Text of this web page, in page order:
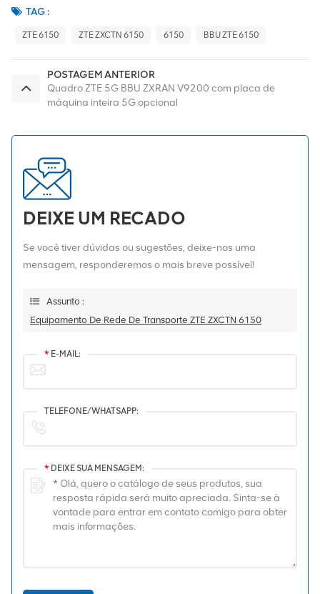
TAG :
ZTE 6150 ZTE ZXCTN 6150 6150 BBU ZTE 6150
POSTAGEM ANTERIOR
Quadro ZTE 5G BBU ZXRAN V9200 com placa de
máquina inteira 5G opcional
DEIXE UM RECADO
Se você tiver dúvidas ou sugestões, deixe-nos uma
mensagem, responderemos o mais breve possível!
Assunto :
Equipamento De Rede De Transporte ZTE ZXCTN 6150
* E-MAIL:
TELEFONE/WHATSAPP:
* DEIXE SUA MENSAGEM: